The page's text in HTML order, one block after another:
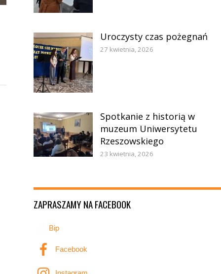
Uroczysty czas pożegnań
27 kwietnia, 2026
Spotkanie z historią w
muzeum Uniwersytetu
Rzeszowskiego
23 kwietnia, 2026
ZAPRASZAMY NA FACEBOOK
Bip
Facebook